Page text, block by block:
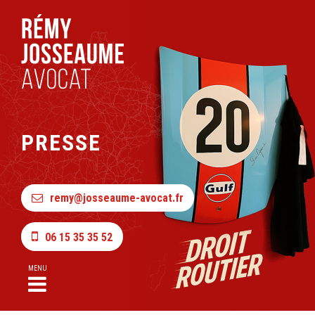
PRESSE
remy@josseaume-avocat.fr
06 15 35 35 52
MENU